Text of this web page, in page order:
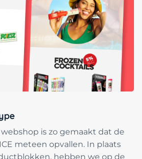
is zo gemaakt dat de
meteen opvallen. In plaats
hebben we op de